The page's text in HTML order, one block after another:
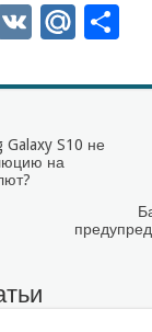
VK
Galaxy S10 не
на